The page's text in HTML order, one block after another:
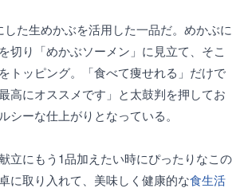
た生めかぶを活用した一品だ。めかぶに
切り「めかぶソーメン」に見立て、そこ
トッピング。「食べて痩せれる」だけで
高にオススメです」と太鼓判を押してお
シーな仕上がりとなっている。
立にもう1品加えたい時にぴったりなこの
に取り入れて、美味しく健康的な食生活